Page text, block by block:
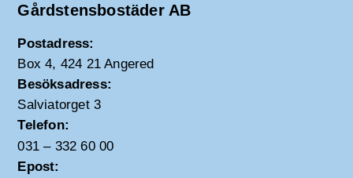
Gårdstensbostäder AB
Postadress:
Box 4, 424 21 Angered
Besöksadress:
Salviatorget 3
Telefon:
031 – 332 60 00
Epost: